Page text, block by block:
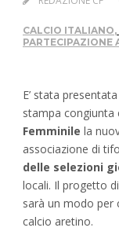
CALCIO ITALIANO,
PARTECIPAZIONE
E’ stata
stampa congiunta
Femminile la
associazione di
delle selezioni
locali. Il progetto
sarà un modo per
calcio aretino.